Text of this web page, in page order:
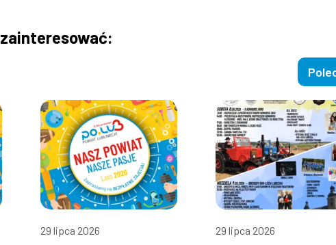
zainteresować:
29 lipca 2026 29 lipca 2026